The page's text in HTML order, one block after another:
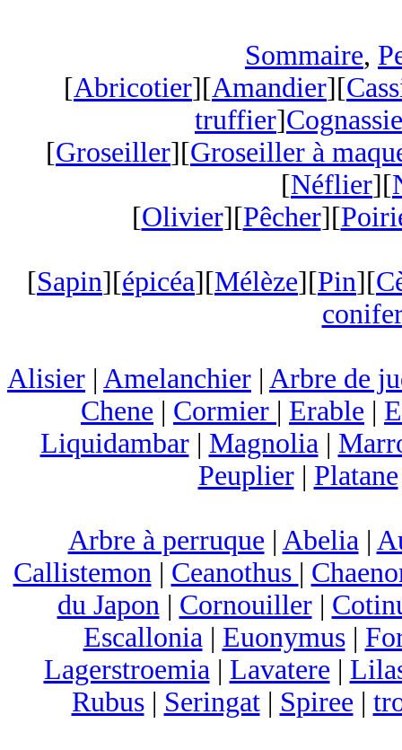
Sommaire,
[Abricotier][Amandier][
truffier]
[Groseiller][Groseiller à
[Néflier][
[Olivier][Pêcher][
[Sapin][épicéa][Mélèze][Pin][
Alisier | Amelanchier | Arbre de
Chene | Cormier | Erable |
Liquidambar| Magnolia|
Peuplier| Platane
Arbre à perruque | Abelia|
Callistemon| Ceanothus |
du Japon| Cornouiller|
Escallonia| Euonymus|
Lagerstroemia| Lavatere |
Rubus| Seringat| Spiree |